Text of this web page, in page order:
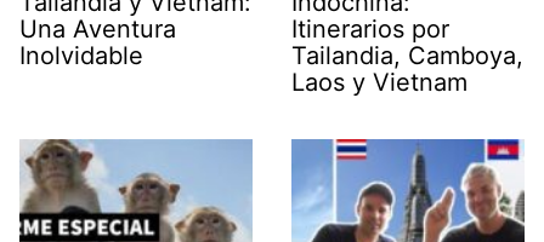
Una Aventura
Inolvidable
Itinerarios por
Tailandia, Camboya,
Laos y Vietnam